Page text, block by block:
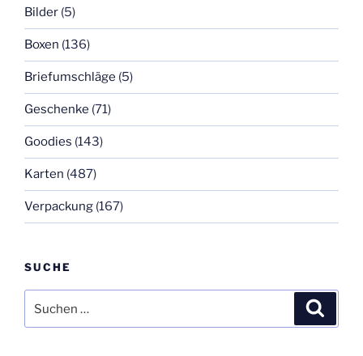
Bilder (5)
Boxen (136)
Briefumschläge (5)
Geschenke (71)
Goodies (143)
Karten (487)
Verpackung (167)
SUCHE
nach: